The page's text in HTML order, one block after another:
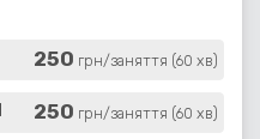
250 грн/заняття (60 хв)
250 грн/заняття (60 хв)